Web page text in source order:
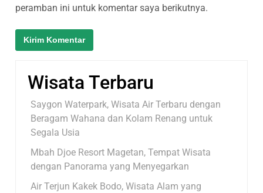
peramban ini untuk komentar saya berikutnya.
Wisata Terbaru
Saygon Waterpark, Wisata Air Terbaru dengan
Beragam Wahana dan Kolam Renang untuk
Segala Usia
Mbah Djoe Resort Magetan, Tempat Wisata
dengan Panorama yang Menyegarkan
Air Terjun Kakek Bodo, Wisata Alam yang